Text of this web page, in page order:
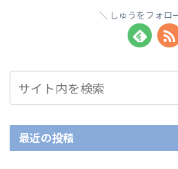
しゅうをフォロ
最近の投稿